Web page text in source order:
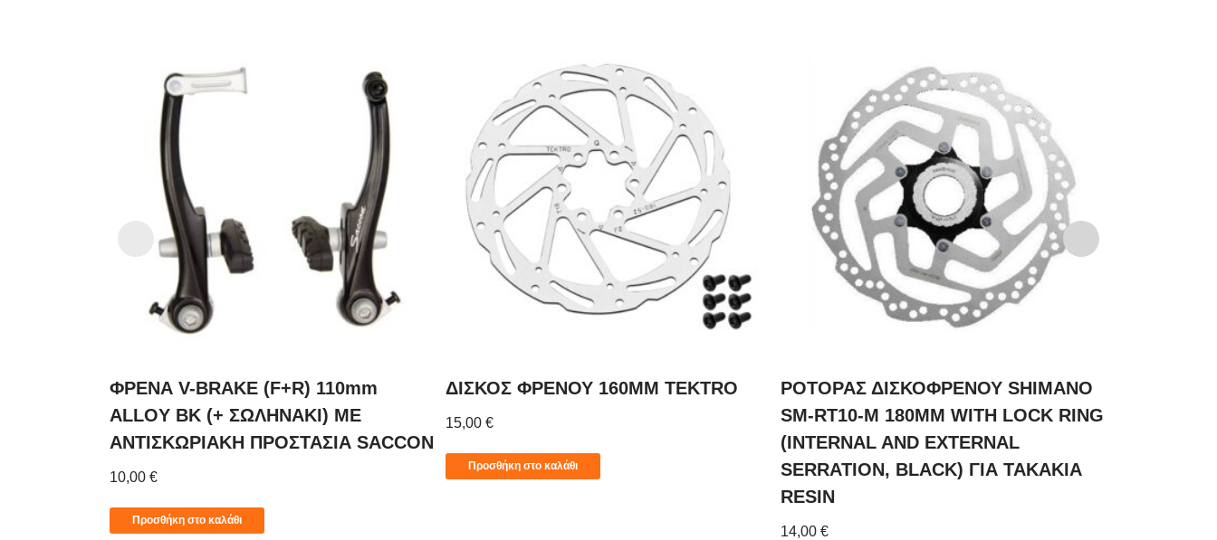
ΦΡΕΝΑ V-BRAKE (F+R) 110mm
ALLOY BK (+ ΣΩΛΗΝΑΚΙ) ΜΕ
ΑΝΤΙΣΚΩΡΙΑΚΗ ΠΡΟΣΤΑΣΙΑ SACCON
10,00€
Προσθήκη στο καλάθι
ΔΙΣΚΟΣ ΦΡΕΝΟΥ 160MM TEKTRO
15,00 €
Προσθήκη στο καλάθι
ΡΟΤΟΡΑΣ ΔΙΣΚΟΦΡΕΝΟΥ SHIMANO
SM-RT10-M 180MM WITH LOCK RING
(INTERNAL AND EXTERNAL
SERRATION, BLACK) ΓΙΑ ΤΑΚΑΚΙΑ
RESIN
14,00€